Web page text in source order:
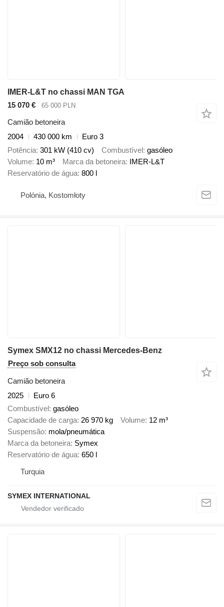
IMER-L&T no chassi MAN TGA
15 070 €
65 000 PLN
Camião betoneira
2004
430 000 km
Euro 3
Potência 301 kW (410 cv) Combustível gasóleo
Volume 10 m³ Marca da betoneira IMER-L&T
Reservatório de água 800 l
Polónia, Kostomłoty
Symex SMX12 no chassi Mercedes-Benz
Preço sob consulta
Camião betoneira
2025
Euro 6
Combustível gasóleo
Capacidade de carga 26 970 kg Volume 12 m³
Suspensão mola/pneumática
Marca da betoneira Symex
Reservatório de água 650 l
Turquia
SYMEX INTERNATIONAL